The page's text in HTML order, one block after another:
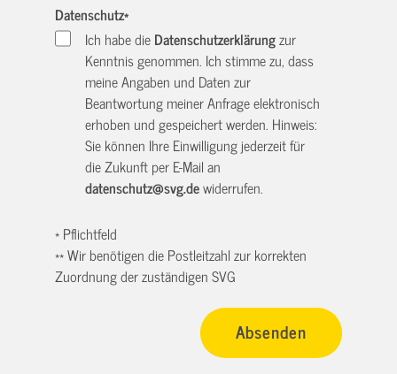
Datenschutz*
Ich habe dieDatenschutzerklärungzur
Kenntnis genommen. Ich stimme zu, dass
meine Angaben und Daten zur
Beantwortung meiner Anfrage elektronisch
erhoben und gespeichert werden. Hinweis:
Sie können Ihre Einwilligung jederzeit für
die Zukunft per E-Mail an
datenschutz@svg.dewiderrufen.
* Pflichtfeld
** Wir benötigen die Postleitzahl zur korrekten
Zuordnung der zuständigen SVG